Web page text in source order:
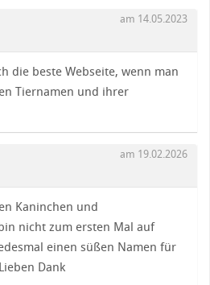
am 14.05.2023
die beste Webseite, wenn man
Tiernamen und ihrer
am 19.02.2026
Kaninchen und
nicht zum ersten Mal auf
einen süßen Namen für
Dank